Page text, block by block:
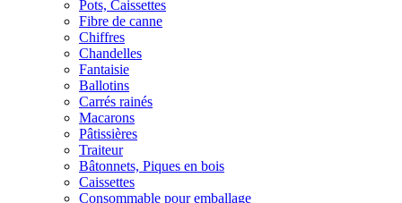
Pots, Caissettes
Fibre de canne
Chiffres
Chandelles
Fantaisie
Ballotins
Carrés rainés
Macarons
Pâtissières
Traiteur
Bâtonnets, Piques en bois
Caissettes
Consommable pour emballage